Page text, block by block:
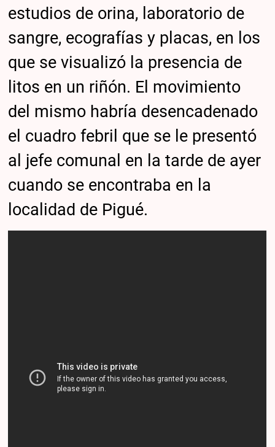
estudios de orina, laboratorio de
sangre, ecografías y placas, en los
que se visualizó la presencia de
litos en un riñón. El movimiento
del mismo habría desencadenado
el cuadro febril que se le presentó
al jefe comunal en la tarde de ayer
cuando se encontraba en la
localidad de Pigué.